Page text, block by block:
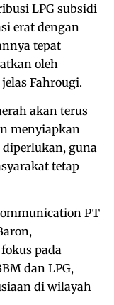
LPG subsidi
erat dengan
tepat
oleh
Fahrougi.
akan terus
menyiapkan
guna
tetap
PT
pada
dan LPG,
di wilayah